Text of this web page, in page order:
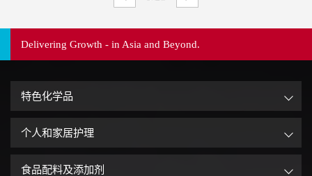
Delivering Growth - in Asia and Beyond.
特色化学品
个人和家居护理
食品配料及添加剂